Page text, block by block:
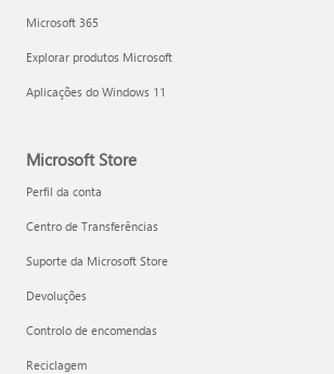
Microsoft 365
Explorar produtos Microsoft
Aplicações do Windows 11
Microsoft Store
Perfil da conta
Centro de Transferências
Suporte da Microsoft Store
Devoluções
Controlo de encomendas
Reciclagem